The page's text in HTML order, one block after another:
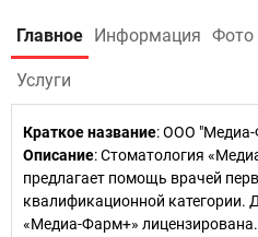
Главное Информация Фото
Услуги
Краткое название:ООО
Описание: Стоматология
предлагает помощь врачей
квалификационной категории.
«Медиа-Фарм+»